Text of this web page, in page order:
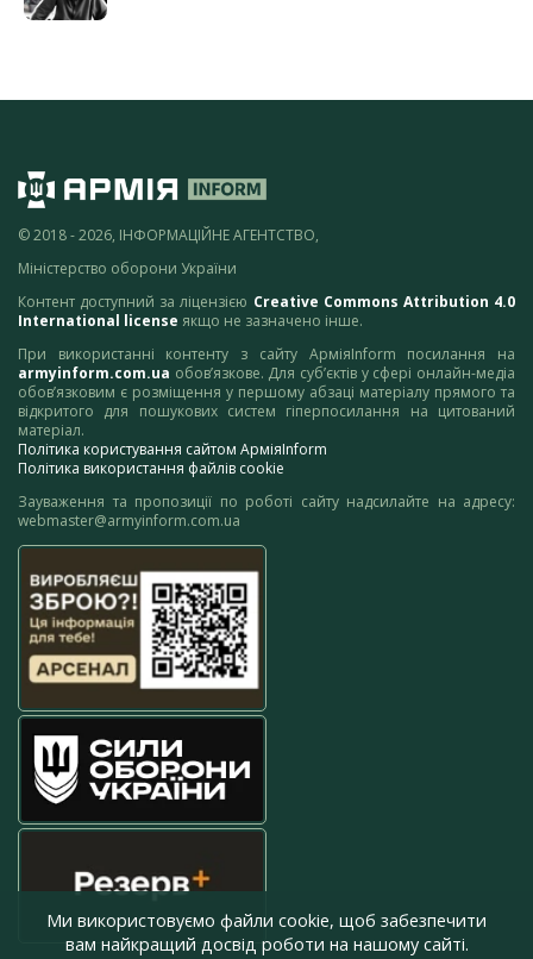
© 2018 - 2026, ІНФОРМАЦІЙНЕ АГЕНТСТВО,
Міністерство оборони України
Контент доступний за ліцензією Creative Commons Attribution 4.0
International license якщо не зазначено інше.
При використанні контенту з сайту АрміяInform посилання на
armyinform.com.ua обов’язкове. Для суб’єктів у сфері онлайн-медіа
обов’язковим є розміщення у першому абзаці матеріалу прямого та
відкритого для пошукових систем гіперпосилання на цитований
матеріал.
Політика користування сайтом АрміяInform
Політика використання файлів cookie
Зауваження та пропозиції по роботі сайту надсилайте на адресу:
webmaster@armyinform.com.ua
Ми використовуємо файли cookie, щоб забезпечити
вам найкращий досвід роботи на нашому сайті.